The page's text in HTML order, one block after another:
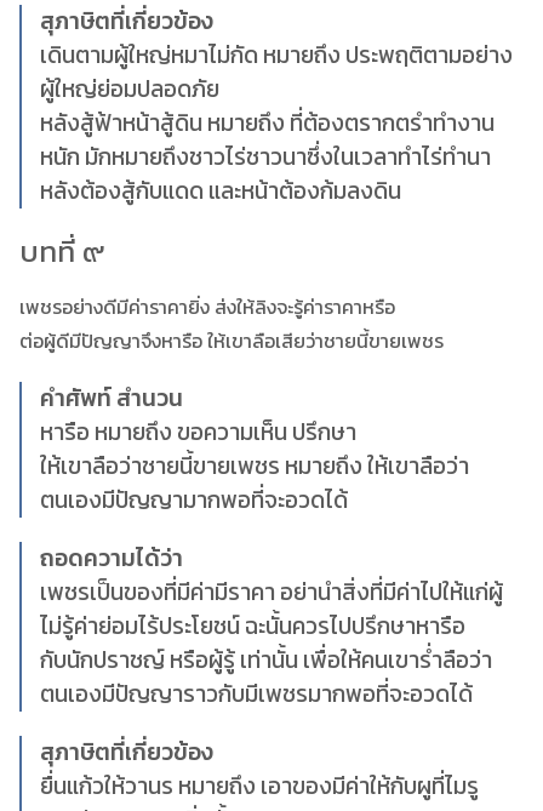
สุภาษิตที่เกี่ยวข้อง
เดินตามผู้ใหญ่หมาไม่กัด หมายถึง ประพฤติตามอย่าง
ผู้ใหญ่ย่อมปลอดภัย
หลังสู้ฟ้าหน้าสู้ดิน หมายถึง ที่ต้องตรากตรำทำงาน
หนัก มักหมายถึงชาวไร่ชาวนาซึ่งในเวลาทำไร่ทำนา
หลังต้องสู้กับแดด และหน้าต้องก้มลงดิน
บทที่ ๙
เพชรอย่างดีมีค่าราคายิ่ง ส่งให้ลิงจะรู้ค่าราคาหรือ
ต่อผู้ดีมีปัญญาจึงหารือ ให้เขาลือเสียว่าชายนี้ขายเพชร
คำศัพท์ สำนวน
หารือ หมายถึง ขอความเห็น ปรึกษา
ให้เขาลือว่าชายนี้ขายเพชร หมายถึง ให้เขาลือว่า
ตนเองมีปัญญามากพอที่จะอวดได้
ถอดความได้ว่า
เพชรเป็นของที่มีค่ามีราคา อย่านำสิ่งที่มีค่าไปให้แก่ผู้
ไม่รู้ค่าย่อมไร้ประโยชน์ ฉะนั้นควรไปปรึกษาหารือ
กับนักปราชญ์ หรือผู้รู้ เท่านั้น เพื่อให้คนเขาร่ำลือว่า
ตนเองมีปัญญาราวกับมีเพชรมากพอที่จะอวดได้
สุภาษิตที่เกี่ยวข้อง
ยื่นแก้วให้วานร หมายถึง เอาของมีค่าให้กับผูที่ไมรู